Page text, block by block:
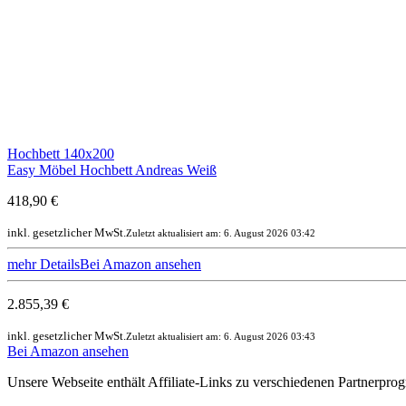
Hochbett 140x200
Easy Möbel Hochbett Andreas Weiß
418,90 €
inkl. gesetzlicher MwSt. Zuletzt aktualisiert am: 6. August 2026 03:42
mehr DetailsBei Amazon ansehen
2.855,39 €
inkl. gesetzlicher MwSt. Zuletzt aktualisiert am: 6. August 2026 03:43
Bei Amazon ansehen
Unsere Webseite enthält Affiliate-Links zu verschiedenen